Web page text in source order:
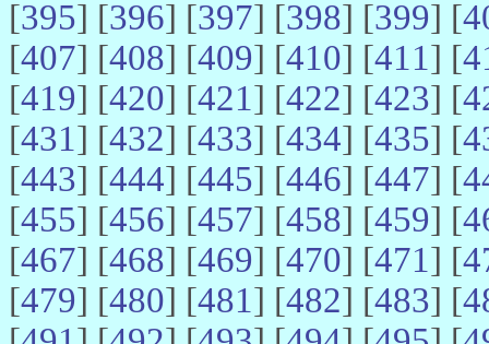
[395] [396] [397] [398] [399] [
[407] [408] [409] [410] [411] [
[419] [420] [421] [422] [423] [
[431] [432] [433] [434] [435] [
[443] [444] [445] [446] [447] [
[455] [456] [457] [458] [459] [
[467] [468] [469] [470] [471] [
[479] [480] [481] [482] [483] [